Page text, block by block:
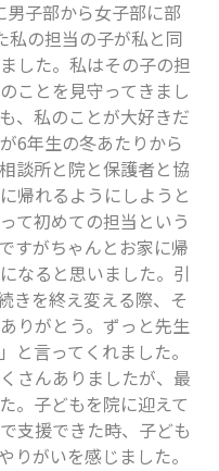
男子部から女子部に部
私の担当の子が私と同
した。私はその子の担
ことを見守ってきまし
、私のことが大好きだ
6年生の冬あたりから
談所と院と保護者と協
帰れるようにしようと
て初めての担当という
すがちゃんとお家に帰
なると思いました。引
きを終え変える際、そ
りがとう。ずっと先生
と言ってくれました。
さんありましたが、最
。子どもを院に迎えて
支援できた時、子ども
りがいを感じました。